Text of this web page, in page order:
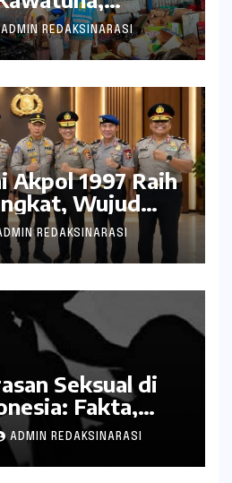
Bernilai Ekonomi
ADMIN REDAKSINARASI
Akpol 1997 Raih
Wujud
atas Pengabdian
REDAKSINARASI
Seksual di
Fakta,
dan Tantangan
ADMIN REDAKSINARASI